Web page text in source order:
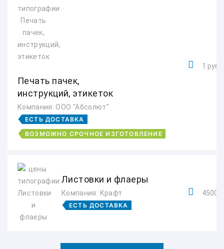
Печать пачек,
инструкций, этикеток
Компания: ООО "Абсолют"
ЕСТЬ ДОСТАВКА
ВОЗМОЖНО СРОЧНОЕ ИЗГОТОВЛЕНИЕ
1 руб.
Листовки и флаеры
Компания: Крафт
ЕСТЬ ДОСТАВКА
4500